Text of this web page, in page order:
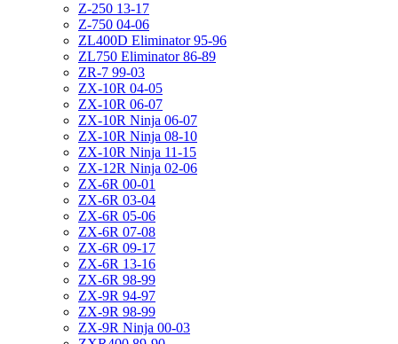
Z-250 13-17
Z-750 04-06
ZL400D Eliminator 95-96
ZL750 Eliminator 86-89
ZR-7 99-03
ZX-10R 04-05
ZX-10R 06-07
ZX-10R Ninja 06-07
ZX-10R Ninja 08-10
ZX-10R Ninja 11-15
ZX-12R Ninja 02-06
ZX-6R 00-01
ZX-6R 03-04
ZX-6R 05-06
ZX-6R 07-08
ZX-6R 09-17
ZX-6R 13-16
ZX-6R 98-99
ZX-9R 94-97
ZX-9R 98-99
ZX-9R Ninja 00-03